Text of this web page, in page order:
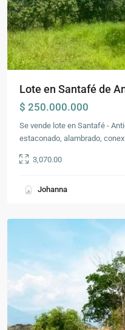
Lote en Santafé de
$ 250.000.000
Se vende lote en Santafé -
estaconado, alambrado, conex
3,070.00
Johanna
Fuera
Área